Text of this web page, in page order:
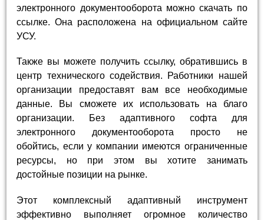
электронного документооборота можно скачать по
ссылке. Она расположена на официальном сайте
УСУ.
Также вы можете получить ссылку, обратившись в
центр технического содействия. Работники нашей
организации предоставят вам все необходимые
данные. Вы сможете их использовать на благо
организации. Без адаптивного софта для
электронного документооборота просто не
обойтись, если у компании имеются ограниченные
ресурсы, но при этом вы хотите занимать
достойные позиции на рынке.
Этот комплексный адаптивный инструмент
эффективно выполняет огромное количество